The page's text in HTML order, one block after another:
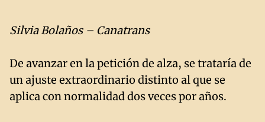
Silvia Bolaños – Canatrans
De avanzar en la petición de alza, se trataría de
un ajuste extraordinario distinto al que se
aplica con normalidad dos veces por años.